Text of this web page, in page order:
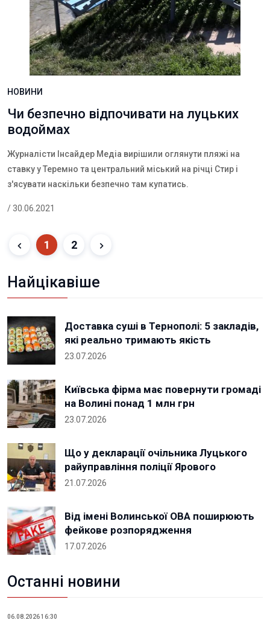
НОВИНИ
Чи безпечно відпочивати на луцьких
водоймах
Журналісти Інсайдер Медіа вирішили оглянути пляжі на
ставку у Теремно та центральний міський на річці Стир і
з'ясувати наскільки безпечно там купатись.
/ 30.06.2021
1 2
Найцікавіше
Доставка суші в Тернополі: 5 закладів,
які реально тримають якість
23.07.2026
Київська фірма має повернути громаді
на Волині понад 1 млн грн
23.07.2026
Що у декларації очільника Луцького
райуправління поліції Ярового
21.07.2026
Від імені Волинської ОВА поширюють
фейкове розпорядження
17.07.2026
Останні новини
06.08.2026 16:30